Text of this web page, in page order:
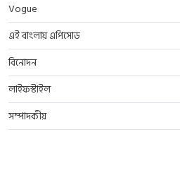
Vogue
এই বাংলায় এপিসোড
বিনোদন
লাইফস্টাইল
সম্পাদকীয়